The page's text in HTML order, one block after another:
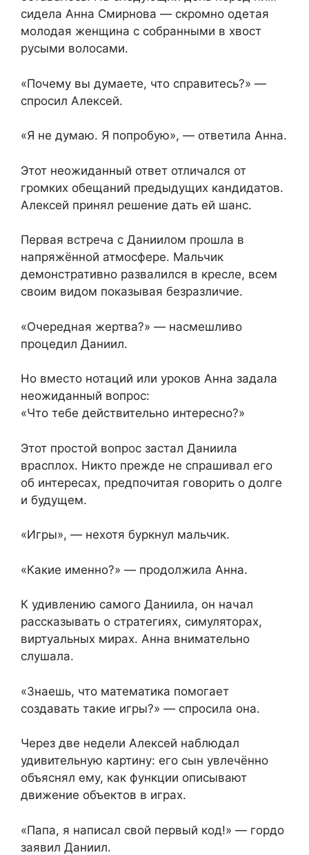
сидела Анна Смирнова — скромно одетая
молодая женщина с собранными в хвост
русыми волосами.
«Почему вы думаете, что справитесь?» —
спросил Алексей.
«Я не думаю. Я попробую», — ответила Анна.
Этот неожиданный ответ отличался от
громких обещаний предыдущих кандидатов.
Алексей принял решение дать ей шанс.
Первая встреча с Даниилом прошла в
напряжённой атмосфере. Мальчик
демонстративно развалился в кресле, всем
своим видом показывая безразличие.
«Очередная жертва?» — насмешливо
процедил Даниил.
Но вместо нотаций или уроков Анна задала
неожиданный вопрос:
«Что тебе действительно интересно?»
Этот простой вопрос застал Даниила
врасплох. Никто прежде не спрашивал его
об интересах, предпочитая говорить о долге
и будущем.
«Игры», — нехотя буркнул мальчик.
«Какие именно?» — продолжила Анна.
К удивлению самого Даниила, он начал
рассказывать о стратегиях, симуляторах,
виртуальных мирах. Анна внимательно
слушала.
«Знаешь, что математика помогает
создавать такие игры?» — спросила она.
Через две недели Алексей наблюдал
удивительную картину: его сын увлечённо
объяснял ему, как функции описывают
движение объектов в играх.
«Папа, я написал свой первый код!» — гордо
заявил Даниил.